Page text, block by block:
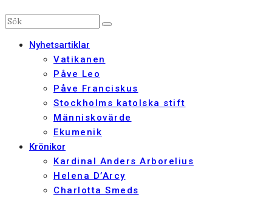
Nyhetsartiklar
Vatikanen
Påve Leo
Påve Franciskus
Stockholms katolska stift
Människovärde
Ekumenik
Krönikor
Kardinal Anders Arborelius
Helena D’Arcy
Charlotta Smeds